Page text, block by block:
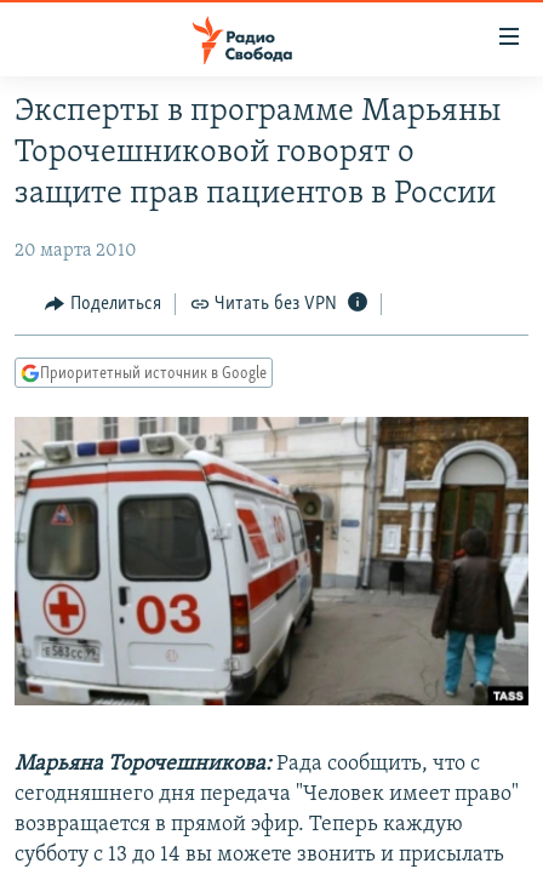
упрощенного
доступа
основному
Вернутся
главной
навигации
Вернутся
поиску
ПРОГРАММЫ
ПОДКАСТЫ
АВТОРСКИЕ ПРОЕКТЫ
ЦИТАТЫ СВОБОДЫ
МНЕНИЯ
IDEL.РЕАЛИИ
КАВКАЗ.РЕАЛИИ
СЕВЕР.РЕАЛИИ
СИБИРЬ.РЕАЛИИ
РАСПИСАНИЕ ВЕЩАНИЯ
ПОДПИШИТЕСЬ НА РАССЫЛКУ
СОЦИАЛЬНЫЕ СЕТИ
Все сайты РСЕ/РС
Эксперты в программе Марьяны
Торочешниковой говорят о
защите прав пациентов в России
20 марта 2010
Поделиться Читать без VPN
Приоритетный источник в Google
Марьяна Торочешникова:Рада сообщить, что с
сегодняшнего дня передача "Человек имеет право"
возвращается в прямой эфир. Теперь каждую
субботу с 13 до 14 вы можете звонить и присылать